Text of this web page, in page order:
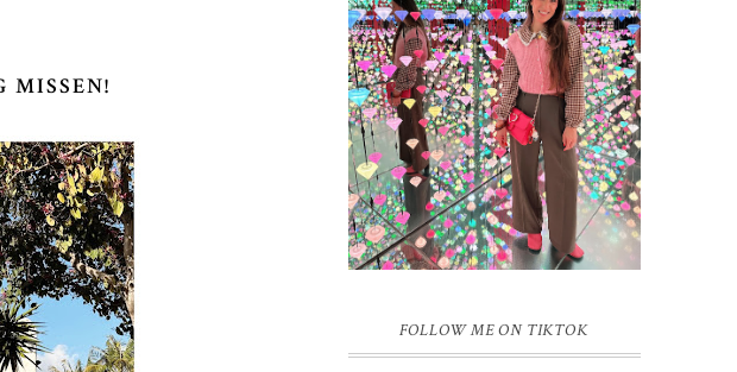
MISSEN!
16 JAAR SPRINKLES ON A
CUPCAKE
Vandaag is het weer zo’n moment waarop
ik even bewust op de pauzeknop duw, want
Sprinkles on a Cupcake bestaat 16 jaar.
Zestien. Dat blijft ...
FOLLOW ME ON TIKTOK